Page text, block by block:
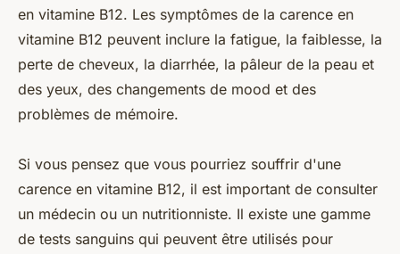
en vitamine B12. Les symptômes de la carence en
vitamine B12 peuvent inclure la fatigue, la faiblesse, la
perte de cheveux, la diarrhée, la pâleur de la peau et
des yeux, des changements de mood et des
problèmes de mémoire.
Si vous pensez que vous pourriez souffrir d'une
carence en vitamine B12, il est important de consulter
un médecin ou un nutritionniste. Il existe une gamme
de tests sanguins qui peuvent être utilisés pour